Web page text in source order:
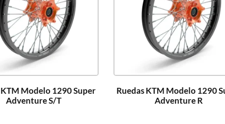
KTM Modelo 1290 Super
Adventure S/T
Ruedas KTM Modelo 1290
Adventure R